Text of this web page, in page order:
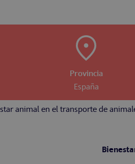
Provincia
España
animal en el transporte de